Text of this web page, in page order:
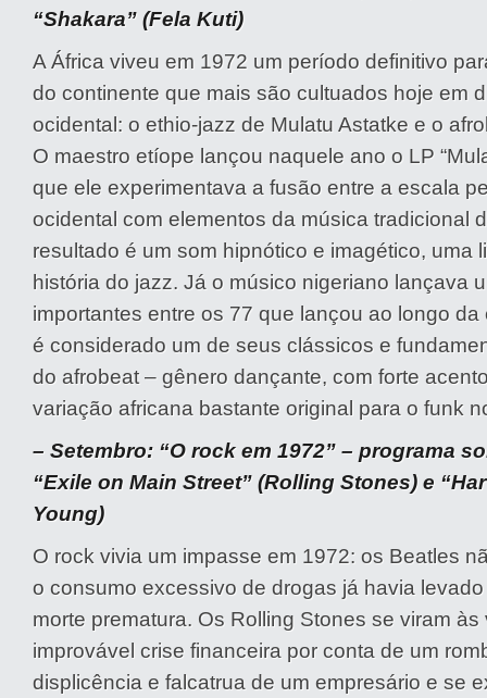
“Shakara” (Fela Kuti)
A África viveu em 1972 um período definitivo
do continente que mais são cultuados hoje em
ocidental: o ethio-jazz de Mulatu Astatke e o
O maestro etíope lançou naquele ano o LP
que ele experimentava a fusão entre a escala
ocidental com elementos da música tradicional
resultado é um som hipnótico e imagético, uma
história do jazz. Já o músico nigeriano lançava
importantes entre os 77 que lançou ao longo da
é considerado um de seus clássicos e
do afrobeat – gênero dançante, com forte
variação africana bastante original para o funk
– Setembro: “O rock em 1972” – programa
“Exile on Main Street” (Rolling Stones) e
Young)
O rock vivia um impasse em 1972: os Beatles
o consumo excessivo de drogas já havia
morte prematura. Os Rolling Stones se viram
improvável crise financeira por conta de um
displicência e falcatrua de um empresário e se